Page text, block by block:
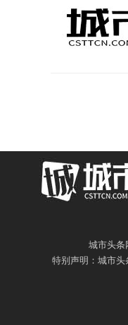
城市头条
特别声明：城市头